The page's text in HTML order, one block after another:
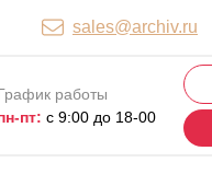
sales@archiv.ru
работы
пт: с 9:00 до 18-00